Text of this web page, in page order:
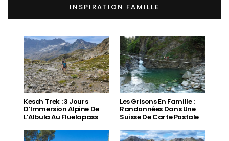
INSPIRATION FAMILLE
Kesch Trek : 3 Jours
D’Immersion Alpine De
L’Albula Au Fluelapass
Les Grisons En Famille :
Randonnées Dans Une
Suisse De Carte Postale